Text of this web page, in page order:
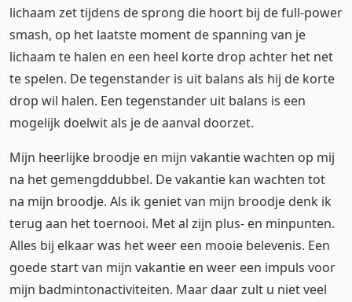
lichaam zet tijdens de sprong die hoort bij de full-power
smash, op het laatste moment de spanning van je
lichaam te halen en een heel korte drop achter het net
te spelen. De tegenstander is uit balans als hij de korte
drop wil halen. Een tegenstander uit balans is een
mogelijk doelwit als je de aanval doorzet.
Mijn heerlijke broodje en mijn vakantie wachten op mij
na het gemengddubbel. De vakantie kan wachten tot
na mijn broodje. Als ik geniet van mijn broodje denk ik
terug aan het toernooi. Met al zijn plus- en minpunten.
Alles bij elkaar was het weer een mooie belevenis. Een
goede start van mijn vakantie en weer een impuls voor
mijn badmintonactiviteiten. Maar daar zult u niet veel